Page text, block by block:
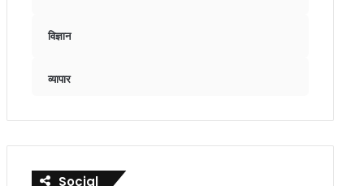
विज्ञान
व्यापार
Social